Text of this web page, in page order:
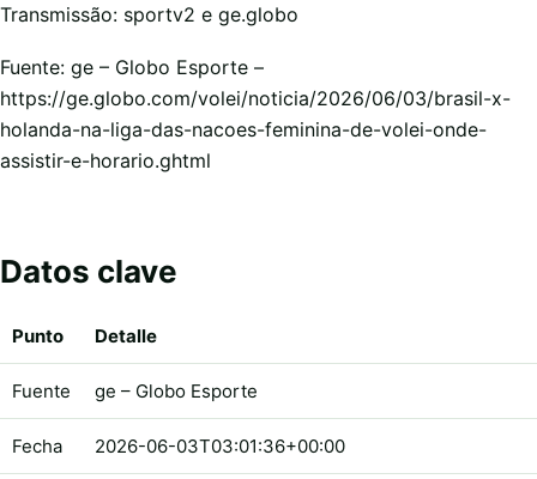
Transmissão: sportv2 e ge.globo
Fuente: ge – Globo Esporte –
https://ge.globo.com/volei/noticia/2026/06/03/brasil-x-
holanda-na-liga-das-nacoes-feminina-de-volei-onde-
assistir-e-horario.ghtml
Datos clave
Punto Detalle
Fuente ge – Globo Esporte
Fecha 2026-06-03T03:01:36+00:00